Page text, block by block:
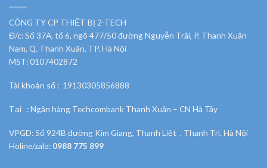
CÔNG TY CP THIẾT BỊ 2-TECH
Đ/c: Số 37A, tổ 6, ngõ 477/50 đường Nguyễn Trãi, P. Thanh Xuân
Nam, Q. Thanh Xuân, TP. Hà Nội
MST: 0107402872
Tài khoản số : 19130305856888
Tại : Ngân hàng Techcombank Thanh Xuân – CN Hà Tây
VPGD: Số 924B đường Kim Giang, Thanh Liệt , Thanh Trì, Hà Nội
Holine/zalo: 0988 775 899